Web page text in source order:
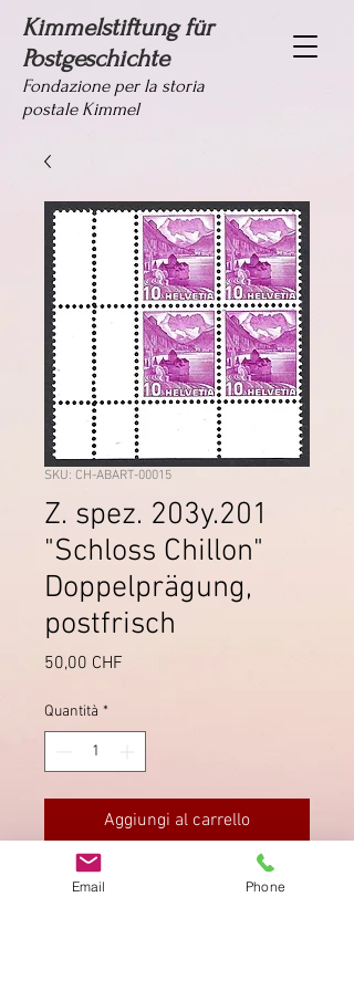
Kimmelstiftung für
Postgeschichte
Fondazione per la storia
postale Kimmel
SKU: CH-ABART-00015
Z. spez. 203y.201
"Schloss Chillon"
Doppelprägung,
postfrisch
50,00 CHF
Quantità *
Aggiungi al carrello
Viererblock mit Doppelprägung
Email Phone